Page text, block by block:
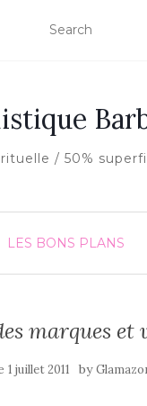
LA NAVIGATION
/ 50%
LES BONS PLANS
marques et
1 juillet 2011 by